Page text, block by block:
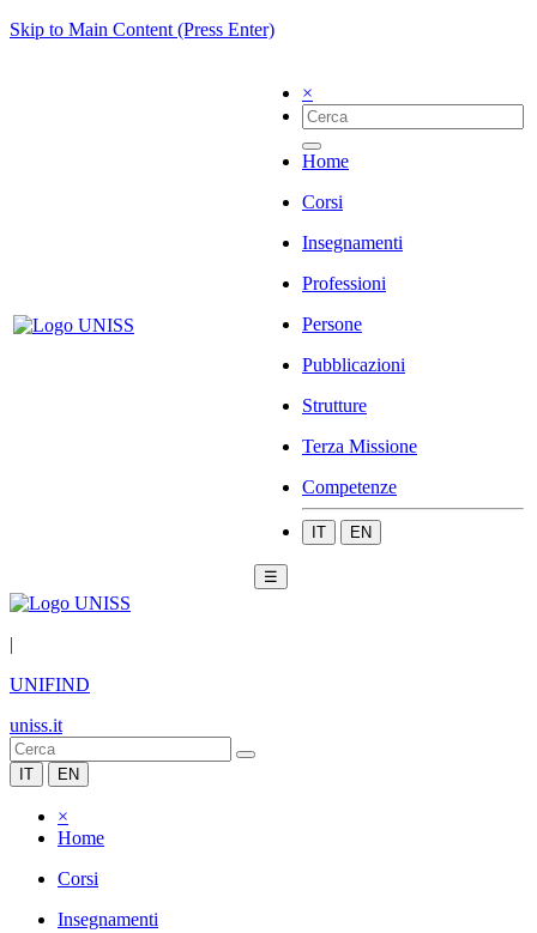
Skip to Main Content (Press Enter)
×
Home
Corsi
Insegnamenti
Professioni
Persone
Pubblicazioni
Strutture
Terza Missione
Competenze
IT EN
☰
|
UNIFIND
uniss.it
IT EN
×
Home
Corsi
Insegnamenti